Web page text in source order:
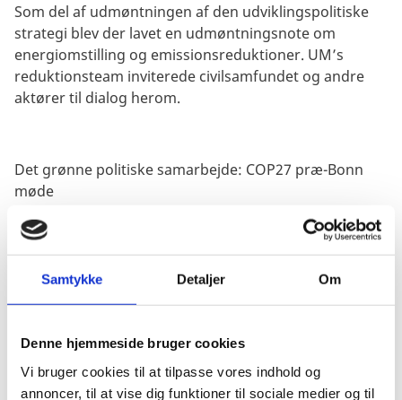
Samtykke Detaljer Om
Denne hjemmeside bruger cookies
Vi bruger cookies til at tilpasse vores indhold og
annoncer, til at vise dig funktioner til sociale medier og til
Som del af udmøntningen af den udviklingspolitiske
strategi blev der lavet en udmøntningsnote om
energiomstilling og emissionsreduktioner. UM’s
reduktionsteam inviterede civilsamfundet og andre
aktører til dialog herom.
Det grønne politiske samarbejde: COP27 præ-Bonn
møde
Som opfølgning på resultaterne fra COP26 og som
og COP27, mødes civilsamfund og Udenrigsministeriet
for at drøfte danske prioriteter og
klimaforhandlinger.
Dato: 16. maj i Eigtveds Pakhus, sal II fra 13.00-15.00